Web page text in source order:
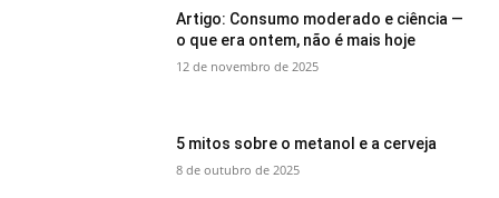
Artigo: Consumo moderado e ciência —
o que era ontem, não é mais hoje
12 de novembro de 2025
5 mitos sobre o metanol e a cerveja
8 de outubro de 2025